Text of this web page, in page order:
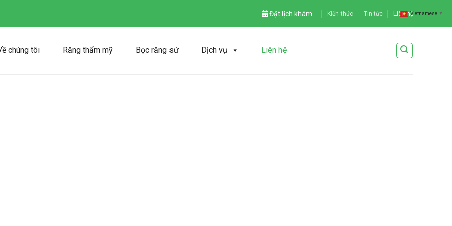
Đặt lịch khám Kiến thức Tin tức Liên hệ
chúng tôi Răng thẩm mỹ Bọc răng sứ Dịch vụ Liên hệ
Vietnamese ▼